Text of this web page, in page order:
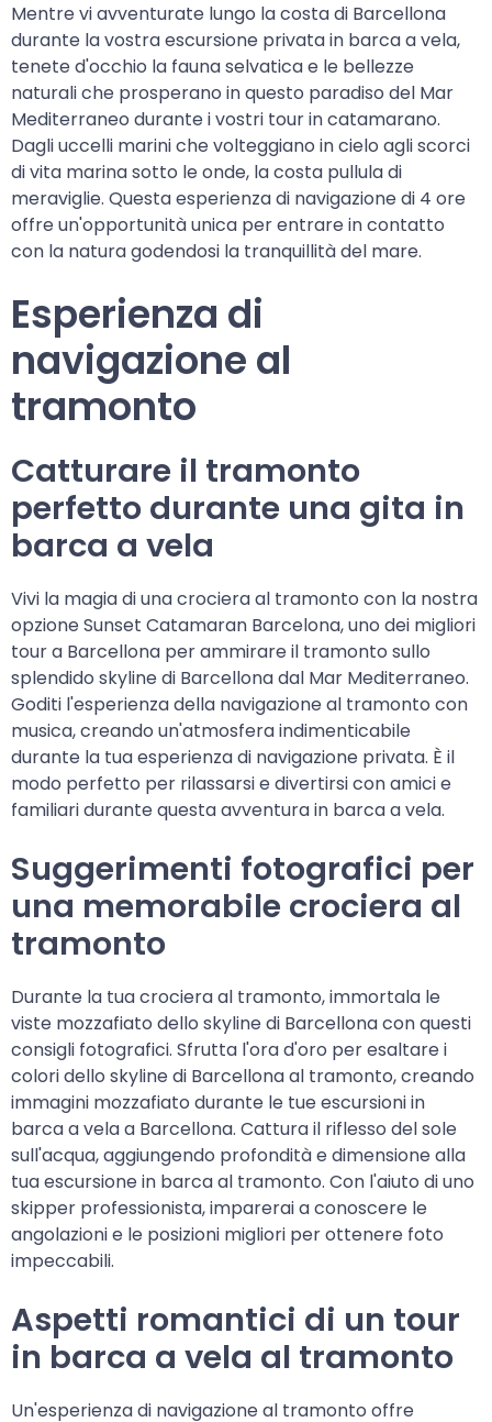
Mentre vi avventurate lungo la costa di Barcellona
durante la vostra escursione privata in barca a vela,
tenete d'occhio la fauna selvatica e le bellezze
naturali che prosperano in questo paradiso del Mar
Mediterraneo durante i vostri tour in catamarano.
Dagli uccelli marini che volteggiano in cielo agli scorci
di vita marina sotto le onde, la costa pullula di
meraviglie. Questa esperienza di navigazione di 4 ore
offre un'opportunità unica per entrare in contatto
con la natura godendosi la tranquillità del mare.
Esperienza di
navigazione al
tramonto
Catturare il tramonto
perfetto durante una gita in
barca a vela
Vivi la magia di una crociera al tramonto con la nostra
opzione Sunset Catamaran Barcelona, uno dei migliori
tour a Barcellona per ammirare il tramonto sullo
splendido skyline di Barcellona dal Mar Mediterraneo.
Goditi l'esperienza della navigazione al tramonto con
musica, creando un'atmosfera indimenticabile
durante la tua esperienza di navigazione privata. È il
modo perfetto per rilassarsi e divertirsi con amici e
familiari durante questa avventura in barca a vela.
Suggerimenti fotografici per
una memorabile crociera al
tramonto
Durante la tua crociera al tramonto, immortala le
viste mozzafiato dello skyline di Barcellona con questi
consigli fotografici. Sfrutta l'ora d'oro per esaltare i
colori dello skyline di Barcellona al tramonto, creando
immagini mozzafiato durante le tue escursioni in
barca a vela a Barcellona. Cattura il riflesso del sole
sull'acqua, aggiungendo profondità e dimensione alla
tua escursione in barca al tramonto. Con l'aiuto di uno
skipper professionista, imparerai a conoscere le
angolazioni e le posizioni migliori per ottenere foto
impeccabili.
Aspetti romantici di un tour
in barca a vela al tramonto
Un'esperienza di navigazione al tramonto offre